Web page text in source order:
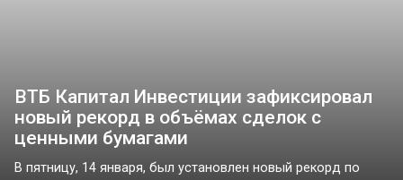
ВТБ Капитал Инвестиции зафиксировал
новый рекорд в объёмах сделок с
ценными бумагами
В пятницу, 14 января, был установлен новый рекорд по